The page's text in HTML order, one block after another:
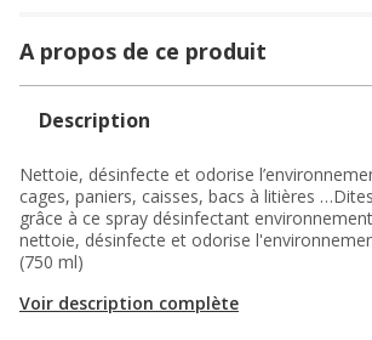
A propos de ce produit
Description
Nettoie, désinfecte et odorise
cages, paniers, caisses, bacs à litières
grâce à ce spray désinfectant
nettoie, désinfecte et odorise
(750 ml)
Voir description complète